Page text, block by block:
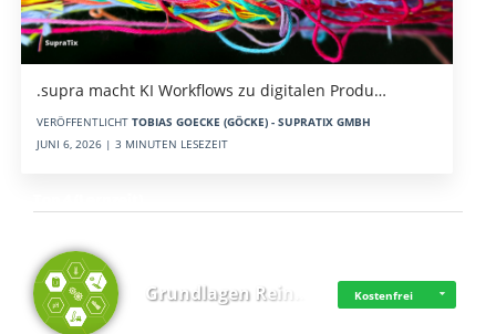
.supra macht KI Workflows zu digitalen Produ…
VERÖFFENTLICHT TOBIAS GOECKE (GÖCKE) - SUPRATIX GMBH
JUNI 6, 2026 | 3 MINUTEN LESEZEIT
Grundlagen Rein… Kostenfrei